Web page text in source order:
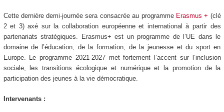
Cette dernière demi-journée sera consacrée au programme Erasmus + (clé
2 et 3) axé sur la collaboration européenne et international à partir des
partenariats stratégiques. Erasmus+ est un programme de l’UE dans le
domaine de l’éducation, de la formation, de la jeunesse et du sport en
Europe. Le programme 2021-2027 met fortement l’accent sur l’inclusion
sociale, les transitions écologique et numérique et la promotion de la
participation des jeunes à la vie démocratique.
Intervenants :